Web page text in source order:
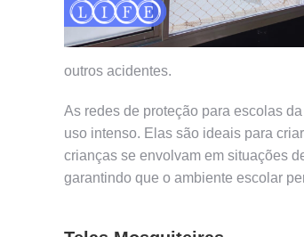
outros acidentes.
As redes de proteção para escolas
uso intenso. Elas são ideais para
crianças se envolvam em situações
garantindo que o ambiente escolar